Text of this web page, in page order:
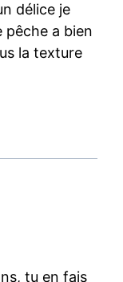
délice je
pêche a bien
la texture
tu en fais